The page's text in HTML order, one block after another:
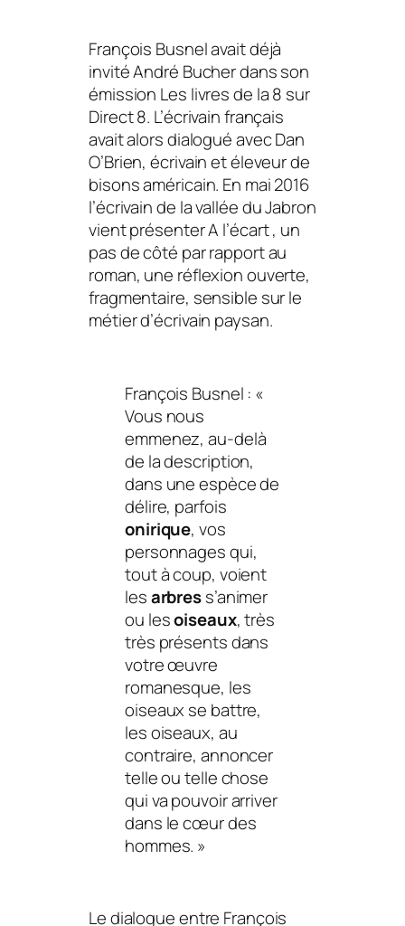
François Busnel avait déjà
invité André Bucher dans son
émission Les livres de la 8 sur
Direct 8. L’écrivain français
avait alors dialogué avec Dan
O’Brien, écrivain et éleveur de
bisons américain. En mai 2016
l’écrivain de lavallée du Jabron
vient présenterA l’écart, un
pas de côté par rapport au
roman, une réflexion ouverte,
fragmentaire, sensible sur le
métier d’écrivain paysan.
François Busnel : «
Vous nous
emmenez, au-delà
de la description,
dans une espèce de
délire, parfois
onirique, vos
personnages qui,
tout à coup, voient
lesarbress’animer
ou lesoiseaux, très
très présents dans
votre œuvre
romanesque, les
oiseaux se battre,
les oiseaux, au
contraire, annoncer
telle ou telle chose
qui va pouvoir arriver
dans le cœur des
hommes. »
Le dialogue entre François